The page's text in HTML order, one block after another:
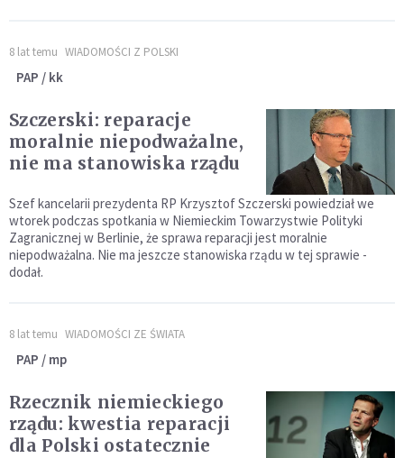
8 lat temu WIADOMOŚCI Z POLSKI
PAP / kk
Szczerski: reparacje
moralnie niepodważalne,
nie ma stanowiska rządu
Szef kancelarii prezydenta RP Krzysztof Szczerski powiedział we
wtorek podczas spotkania w Niemieckim Towarzystwie Polityki
Zagranicznej w Berlinie, że sprawa reparacji jest moralnie
niepodważalna. Nie ma jeszcze stanowiska rządu w tej sprawie -
dodał.
8 lat temu WIADOMOŚCI ZE ŚWIATA
PAP / mp
Rzecznik niemieckiego
rządu: kwestia reparacji
dla Polski ostatecznie